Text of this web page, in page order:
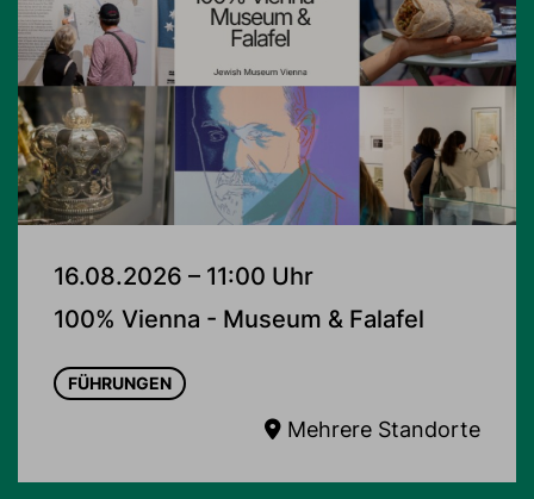
16.08.2026 – 11:00 Uhr
100% Vienna - Museum & Falafel
FÜHRUNGEN
Mehrere Standorte